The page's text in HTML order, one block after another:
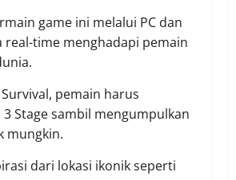
game ini melalui PC dan
real-time menghadapi pemain
pemain harus
Stage sambil mengumpulkan
mungkin.
dari lokasi ikonik seperti